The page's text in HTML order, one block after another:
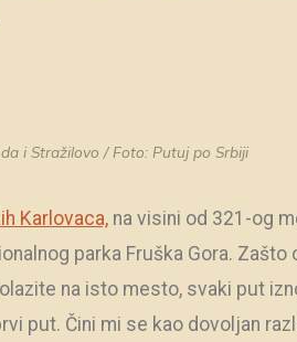
i Stražilovo / Foto: Putuj po Srbiji
Karlovaca, na visini od 321-og
parka Fruška Gora. Zašto
na isto mesto, svaki put
put. Čini mi se kao dovoljan